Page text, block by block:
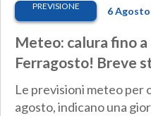
PREVISIONE 6
Meteo: calura fino a
Ferragosto! Breve
Nord tra 7 e 9 agosto
Le previsioni meteo per
agosto, indicano una